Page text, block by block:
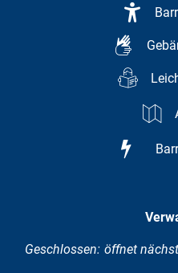
Klicken, um weitere
Geschlossen: öffnet